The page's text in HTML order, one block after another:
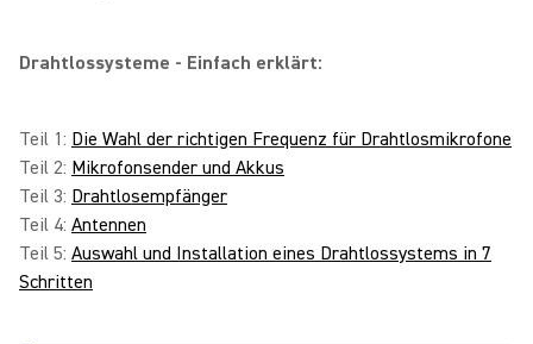
Drahtlossysteme - Einfach erklärt:
Teil 1: Die Wahl der richtigen Frequenz für Drahtlosmikrofone
Teil 2: Mikrofonsender und Akkus
Teil 3: Drahtlosempfänger
Teil 4: Antennen
Teil 5: Auswahl und Installation eines Drahtlossystems in 7
Schritten